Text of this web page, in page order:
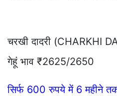
चरखी दादरी (CHARKHI
गेहूं भाव ₹2625/2650
सिर्फ 600 रुपये में 6 महीने